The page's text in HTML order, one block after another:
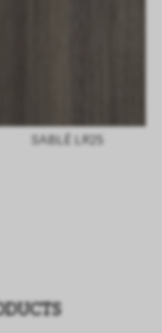
SABLÈ LR25